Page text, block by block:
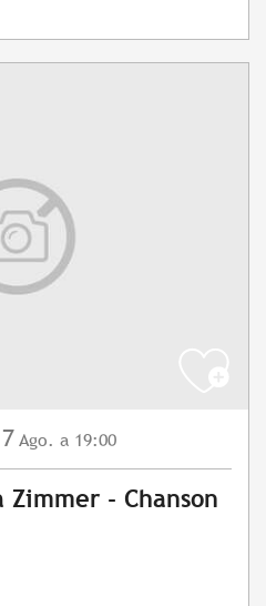
7 Ago. a 19:00
Zimmer - Chanson